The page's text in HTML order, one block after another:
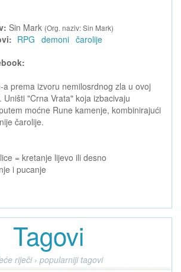
Sin Mark (Org. naziv: Sin Mark)
RPG demoni čarolije
a prema izvoru nemilosrdnog zla u ovoj
Uništi "Crna Vrata" koja izbacivaju
moćne Rune kamenje, kombinirajući
čarolije.
= kretanje lijevo ili desno
i pucanje
Tagovi
riječi › popularniji tagovi